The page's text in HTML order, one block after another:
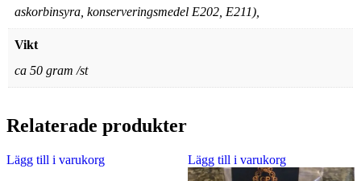
askorbinsyra, konserveringsmedel E202, E211),
Vikt
ca 50 gram /st
Relaterade produkter
Lägg till i varukorg Lägg till i varukorg